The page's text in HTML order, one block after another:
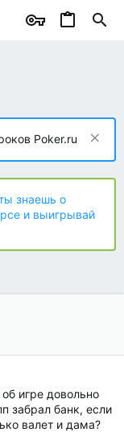
Poker.ru
знаешь о
и выигрывай
игре довольно
забрал банк, если
валет и дама?